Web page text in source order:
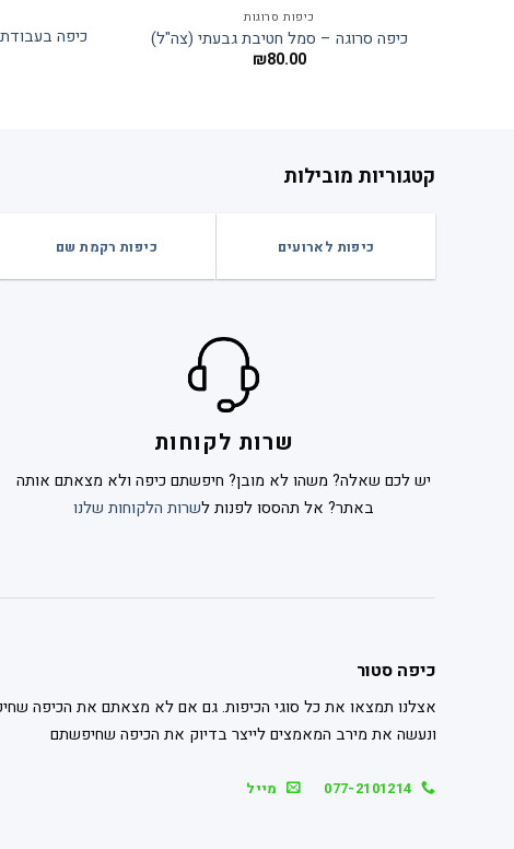
כיפות סרוגות
כיפה סרוגה – סמל חטיבת גבעתי (צה"ל)
₪80.00
כיפה
קטגוריות מובילות
כיפות לארועים כיפות רקמת שם
שרות לקוחות
יש לכם שאלה? משהו לא מובן? חיפשתם כיפה ולא מצאתם אותה
באתר? אל תהססו לפנות לשרות הלקוחות שלנו
כיפה סטור
אצלנו תמצאו את כל סוגי הכיפות. גם אם לא מצאתם את הכיפה
ונעשה את מירב המאמצים לייצר בדיוק את הכיפה שחיפשתם
077-2101214 מייל